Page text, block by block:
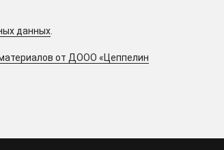
данных
от ДООО «Цеппелин